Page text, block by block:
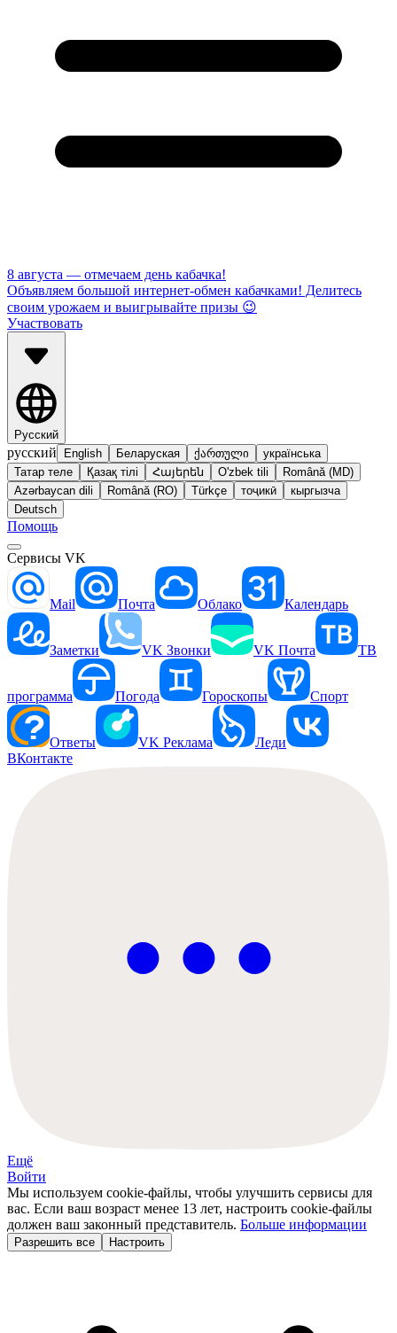
8 августа — отмечаем день кабачка!
Объявляем большой интернет-обмен кабачками! Делитесь
своим урожаем и выигрывайте призы 😉
Участвовать
Русский
русский English Беларуская ქართული
українська
Татар теле
Қазақ тілі Հայերեն O'zbek tili
Română (MD)
Azərbaycan dili
Română (RO) Türkçe тоҷикӣ
кыргызча
Deutsch
Помощь
Сервисы VK
Mail Почта Облако Календарь
Заметки VK Звонки VK Почта ТВ
программа Погода Гороскопы Спорт
Ответы VK Реклама
Леди
ВКонтакте
Ещё
Войти
Мы используем cookie-файлы, чтобы улучшить сервисы для
вас. Если ваш возраст менее 13 лет, настроить cookie-файлы
должен ваш законный представитель. Больше информации
Разрешить все Настроить